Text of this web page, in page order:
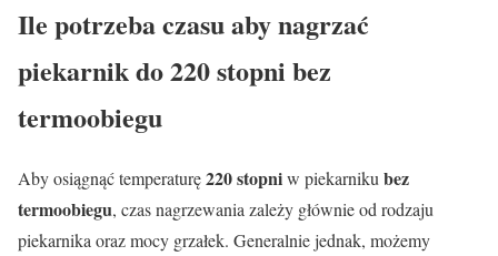
Ile potrzeba czasu aby nagrzać
piekarnik do 220 stopni bez
termoobiegu
Aby osiągnąć temperaturę220 stopniw piekarniku bez
termoobiegu, czas nagrzewania zależy głównie od rodzaju
piekarnika oraz mocy grzałek. Generalnie jednak, możemy